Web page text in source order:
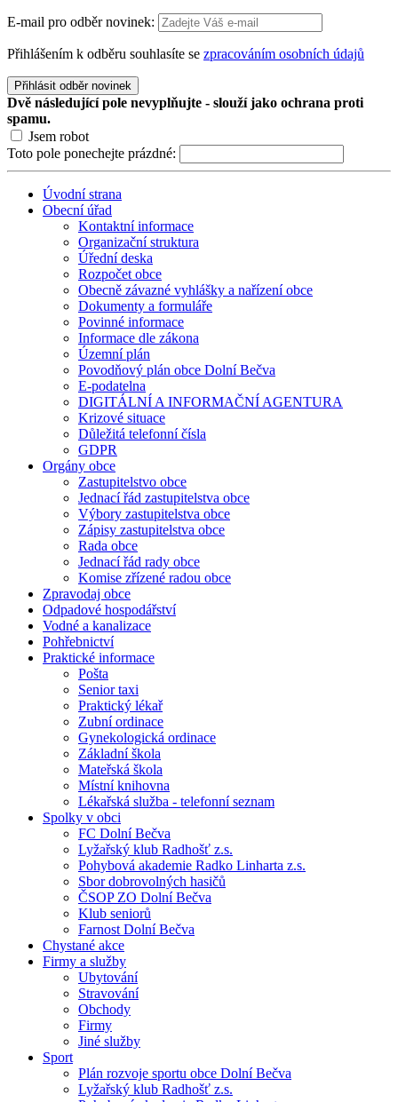
E-mail pro odběr novinek:
Přihlášením k odběru souhlasíte se zpracováním osobních údajů
Přihlásit odběr novinek
Dvě následující pole nevyplňujte - slouží jako ochrana proti
spamu.
Jsem robot
Toto pole ponechejte prázdné:
Úvodní strana
Obecní úřad
Kontaktní informace
Organizační struktura
Úřední deska
Rozpočet obce
Obecně závazné vyhlášky a nařízení obce
Dokumenty a formuláře
Povinné informace
Informace dle zákona
Územní plán
Povodňový plán obce Dolní Bečva
E-podatelna
DIGITÁLNÍ A INFORMAČNÍ AGENTURA
Krizové situace
Důležitá telefonní čísla
GDPR
Orgány obce
Zastupitelstvo obce
Jednací řád zastupitelstva obce
Výbory zastupitelstva obce
Zápisy zastupitelstva obce
Rada obce
Jednací řád rady obce
Komise zřízené radou obce
Zpravodaj obce
Odpadové hospodářství
Vodné a kanalizace
Pohřebnictví
Praktické informace
Pošta
Senior taxi
Praktický lékař
Zubní ordinace
Gynekologická ordinace
Základní škola
Mateřská škola
Místní knihovna
Lékařská služba - telefonní seznam
Spolky v obci
FC Dolní Bečva
Lyžařský klub Radhošť z.s.
Pohybová akademie Radko Linharta z.s.
Sbor dobrovolných hasičů
ČSOP ZO Dolní Bečva
Klub seniorů
Farnost Dolní Bečva
Chystané akce
Firmy a služby
Ubytování
Stravování
Obchody
Firmy
Jiné služby
Sport
Plán rozvoje sportu obce Dolní Bečva
Lyžařský klub Radhošť z.s.